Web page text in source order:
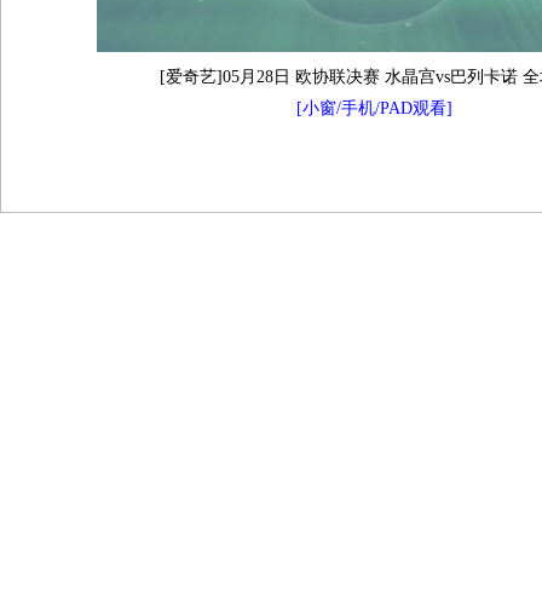
[爱奇艺]05月28日 欧协联决赛 水晶宫vs巴列卡诺
[小窗/手机/PAD观看]